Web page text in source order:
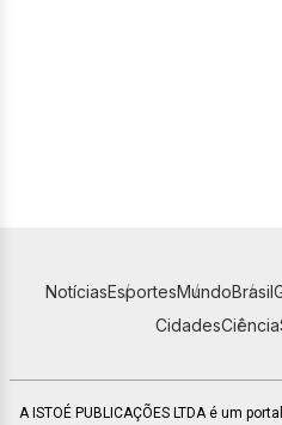
NotíciasEsportesMundoBrasil
CidadesCiência
A ISTOÉ PUBLICAÇÕES LTDA é um